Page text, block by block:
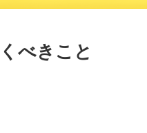
べきこと